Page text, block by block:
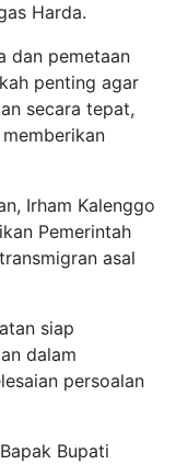
Harda.
dan pemetaan
penting agar
secara tepat,
Irham Kalenggo
Pemerintah
asal
siap
dalam
persoalan
Bupati